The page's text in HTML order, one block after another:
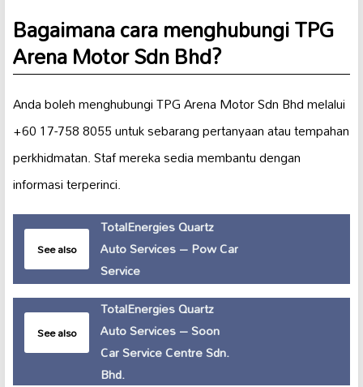
Bagaimana cara menghubungi TPG
Arena Motor Sdn Bhd?
Anda boleh menghubungi TPG Arena Motor Sdn Bhd melalui
+60 17-758 8055 untuk sebarang pertanyaan atau tempahan
perkhidmatan. Staf mereka sedia membantu dengan
informasi terperinci.
See also
TotalEnergies Quartz
Auto Services – Pow Car
Service
See also
TotalEnergies Quartz
Auto Services – Soon
Car Service Centre Sdn.
Bhd.